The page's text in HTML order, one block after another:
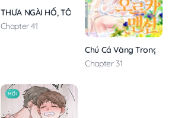
THƯA NGÀI HỔ, TÔI ĐÃ ĂN RẤT NGON MIỆNG
Chapter 41
Chú Cá Vàng Trong
Chapter 31
MỚI